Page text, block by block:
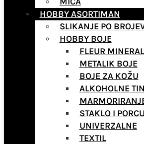
HOBBY ASORTIMAN
SLIKANJE PO
HOBBY BOJE
FLEUR
METALIK BOJE
BOJE ZA KOŽU
ALKOHOLNE
STAKLO I
UNIVERZALNE
TEXTIL